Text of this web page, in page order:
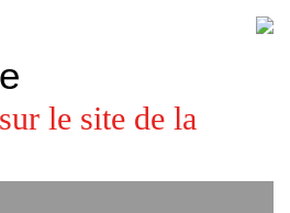
le site de la